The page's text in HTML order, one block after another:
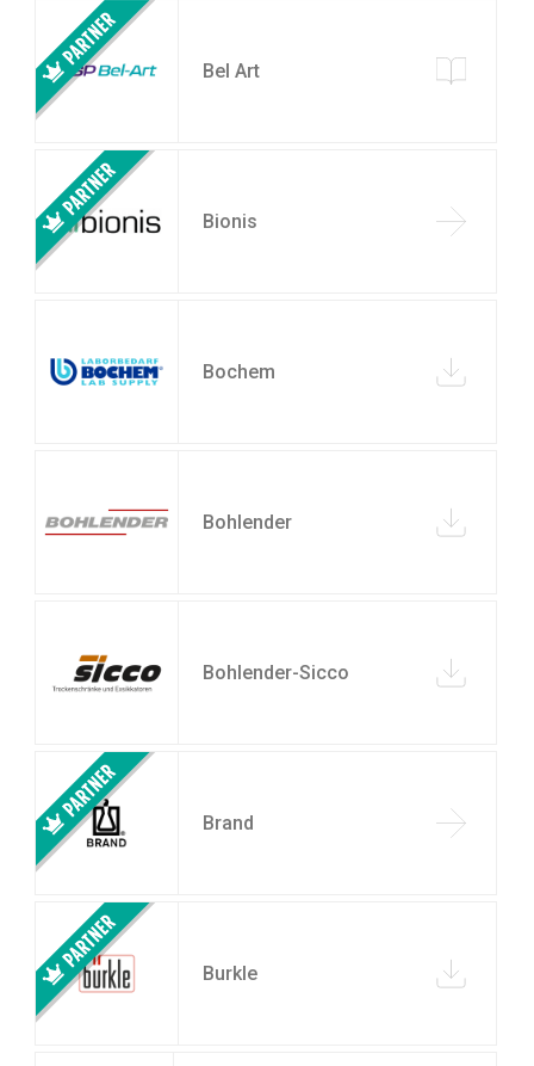
Bel Art
Bionis
Bochem
Bohlender
Bohlender-Sicco
Brand
Burkle